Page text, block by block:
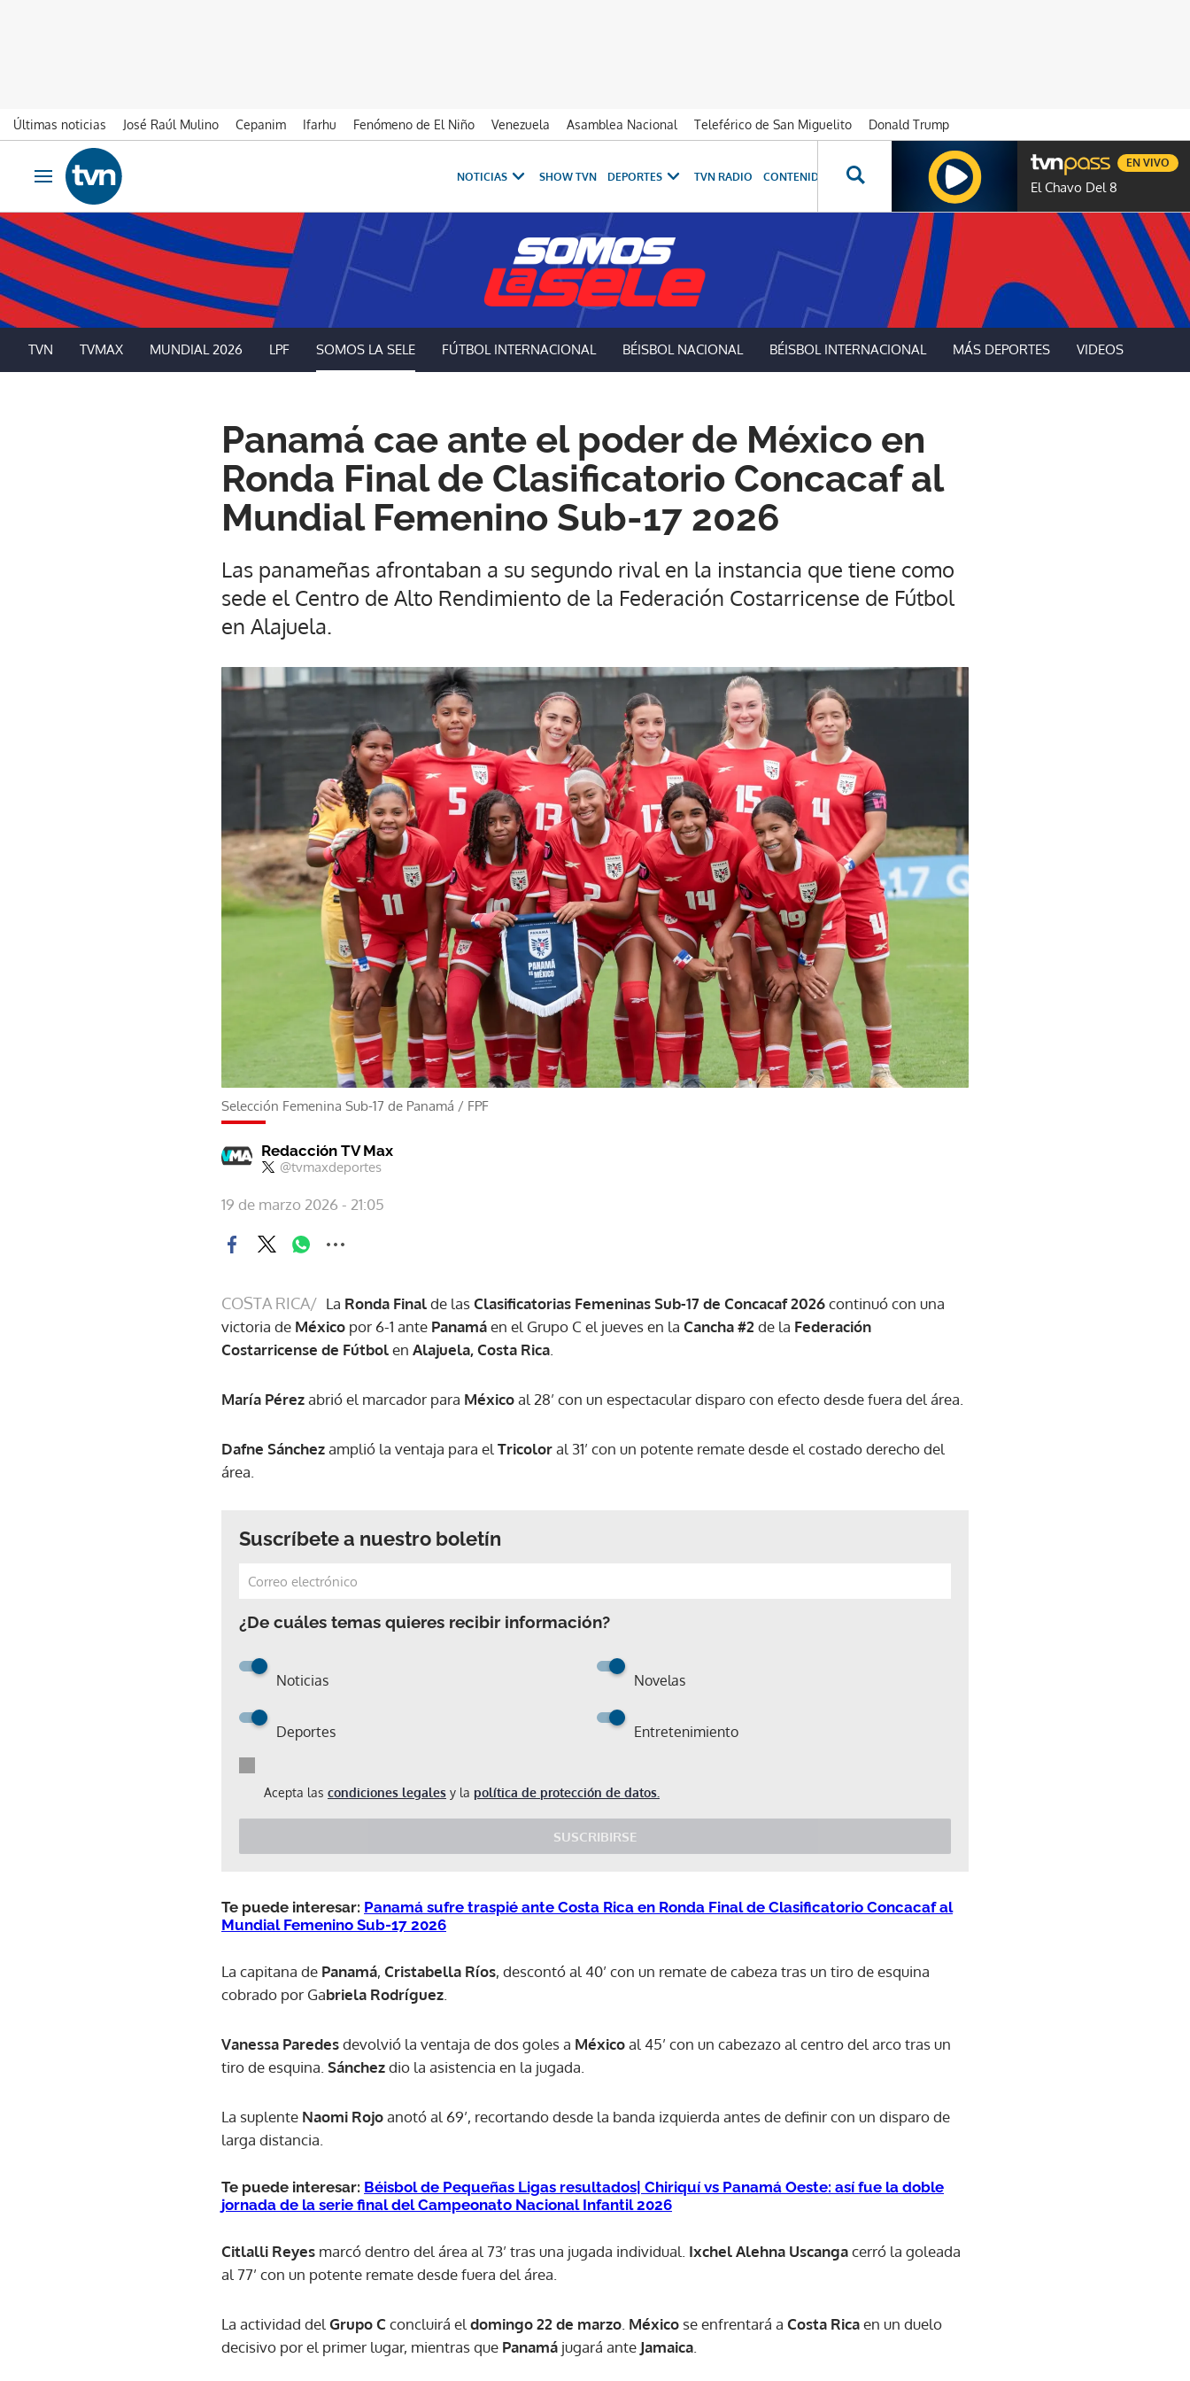
Últimas noticias José Raúl Mulino Cepanim Ifarhu Fenómeno de El Niño Venezuela Asamblea Nacional Teleférico de San Miguelito
Donald Trump
Ir al contenido
Obrir navegació
NOTICIAS SHOW TVN DEPORTES TVN RADIO CONTENIDOS ESPECIALES NOVELAS GENTE TVN
El Chavo Del 8
EN VIVO
TVN TVMAX MUNDIAL 2026 LPF SOMOS LA SELE FÚTBOL INTERNACIONAL BÉISBOL NACIONAL BÉISBOL INTERNACIONAL MÁS DEPORTES VIDEOS
Panamá cae ante el poder de México en
Ronda Final de Clasificatorio Concacaf al
Mundial Femenino Sub-17 2026
Las panameñas afrontaban a su segundo rival en la instancia que tiene como
sede el Centro de Alto Rendimiento de la Federación Costarricense de Fútbol
en Alajuela.
Selección Femenina Sub-17 de Panamá / FPF
Redacción TV Max
@tvmaxdeportes
19 de marzo 2026 - 21:05
COSTA RICA/ La Ronda Finalde lasClasificatorias Femeninas Sub-17 de Concacaf 2026continuó con una
victoria de México por 6-1 ante Panamáen el Grupo C el jueves en la Cancha #2 de la Federación
Costarricense de Fútbolen Alajuela, Costa Rica
María Pérezabrió el marcador para Méxicoal 28’ con un espectacular disparo con efecto desde fuera del área.
Dafne Sánchezamplió la ventaja para el Tricoloral 31’ con un potente remate desde el costado derecho del
área.
Suscríbete a nuestro boletín
¿De cuáles temas quieres recibir información?
Noticias Novelas
Deportes Entretenimiento
Acepta las condiciones legales y la política de protección de datos.
SUSCRIBIRSE
Gracias por suscribirte a nuestro boletín.
ACEPTAR
Te puede interesar: Panamá sufre traspié ante Costa Rica en Ronda Final de Clasificatorio Concacaf al
Mundial Femenino Sub-17 2026
La capitana de Panamá, Cristabella Ríos, descontó al 40’ con un remate de cabeza tras un tiro de esquina
cobrado por Gabriela Rodríguez
Vanessa Paredesdevolvió la ventaja de dos goles a Méxicoal 45’ con un cabezazo al centro del arco tras un
tiro de esquina. Sánchezdio la asistencia en la jugada.
La suplente Naomi Rojoanotó al 69’, recortando desde la banda izquierda antes de definir con un disparo de
larga distancia.
Te puede interesar: Béisbol de Pequeñas Ligas resultados| Chiriquí vs Panamá Oeste: así fue la doble
jornada de la serie final del Campeonato Nacional Infantil 2026
Citlalli Reyes marcó dentro del área al 73’ tras una jugada individual. Ixchel Alehna Uscangacerró la goleada
al 77’ con un potente remate desde fuera del área.
La actividad del Grupo Cconcluirá el domingo 22 de marzo México se enfrentará a Costa Ricaen un duelo
decisivo por el primer lugar, mientras que Panamá jugará ante Jamaica